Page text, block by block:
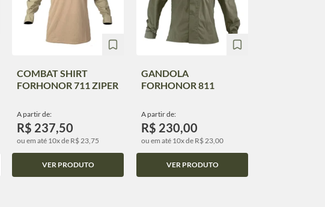
COMBAT SHIRT
FORHONOR 711 ZIPER
A partir de:
R$ 237,50
ou em até 10x de R$ 23,75
VER PRODUTO
GANDOLA
FORHONOR 811
A partir de:
R$ 230,00
ou em até 10x de R$ 23,00
VER PRODUTO